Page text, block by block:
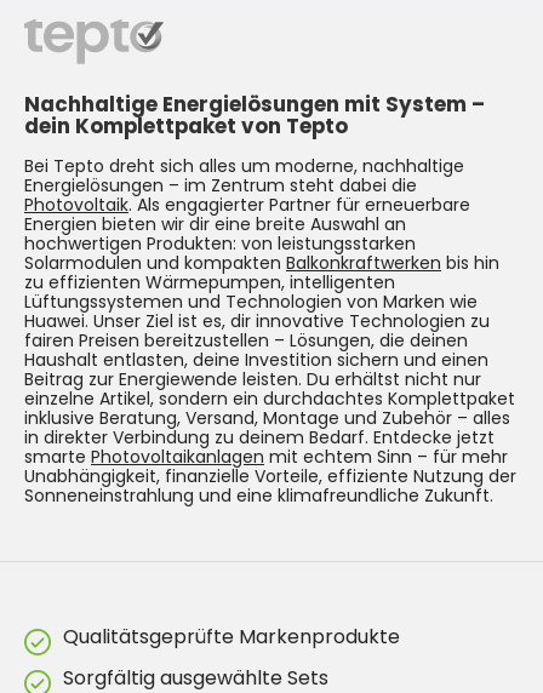
Nachhaltige Energielösungen mit System –
dein Komplettpaket von Tepto
Bei Tepto dreht sich alles um moderne, nachhaltige
Energielösungen – im Zentrum steht dabei die
Photovoltaik. Als engagierter Partner für erneuerbare
Energien bieten wir dir eine breite Auswahl an
hochwertigen Produkten: von leistungsstarken
Solarmodulen und kompakten Balkonkraftwerken bis hin
zu effizienten Wärmepumpen, intelligenten
Lüftungssystemen und Technologien von Marken wie
Huawei. Unser Ziel ist es, dir innovative Technologien zu
fairen Preisen bereitzustellen – Lösungen, die deinen
Haushalt entlasten, deine Investition sichern und einen
Beitrag zur Energiewende leisten. Du erhältst nicht nur
einzelne Artikel, sondern ein durchdachtes Komplettpaket
inklusive Beratung, Versand, Montage und Zubehör – alles
in direkter Verbindung zu deinem Bedarf. Entdecke jetzt
smarte Photovoltaikanlagen mit echtem Sinn – für mehr
Unabhängigkeit, finanzielle Vorteile, effiziente Nutzung der
Sonneneinstrahlung und eine klimafreundliche Zukunft.
Qualitätsgeprüfte Markenprodukte
Sorgfältig ausgewählte Sets